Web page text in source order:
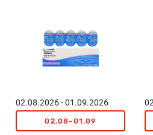
02.08.2026 - 01.09.2026
02.08-01.09